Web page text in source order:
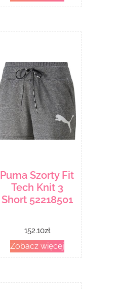
Puma Szorty Fit
Tech Knit 3
Short 52218501
152.10zł
Zobacz więcej